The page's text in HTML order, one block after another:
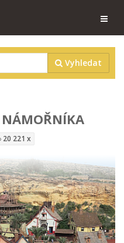
Vyhledat
NÁMOŘNÍKA
20 221 x